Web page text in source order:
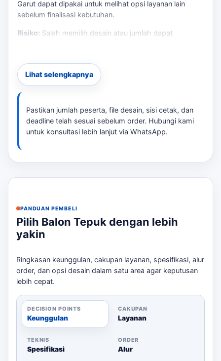
Garut dapat dipakai untuk melihat opsi layanan lain
sebelum finalisasi kebutuhan.
Risiko: Salah memilih desain atau jumlah dapat
Solusi:tersedia berbagai pilihan desain balon tepuk
yang dapat disesuaikan dengan kebutuhan acara Anda
di Garut, mulai dari cetak satu sisi hingga dua sisi.
Sebagai pembanding internal,
balon tepuk untuk acara
olahraga Garut dapat dipakai untuk melihat opsi layanan
lain sebelum finalisasi kebutuhan.
Manfaat Balon Tepuk
Atmosfer Event:Meningkatkan semangat dan
keceriaan peserta.
Mudah Dibagikan:
Balon tepuk ringan dan
mudah didistribusikan kepada peserta.
menambah semangat acara.
Pilihan Warna:Tersedia berbagai warna untuk
disesuaikan dengan tema acara.
Produksi Terencana:Estimasi produksi yang
jelas untuk menghindari keterlambatan.
Spesifikasi Balon Tepuk
Ukuran/Jumlah Warna
Lihat selengkapnya
Pastikan jumlah peserta, file desain, sisi cetak, dan
deadline telah sesuai sebelum order. Hubungi kami
untuk konsultasi lebih lanjut via WhatsApp.
PANDUAN PEMBELI
Pilih Balon Tepuk dengan lebih
yakin
Ringkasan keunggulan, cakupan layanan, spesifikasi, alur
order, dan opsi desain dalam satu area agar keputusan
lebih cepat.
DECISION POINTS
Keunggulan
CAKUPAN
Layanan
TEKNIS
Spesifikasi
ORDER
Alur